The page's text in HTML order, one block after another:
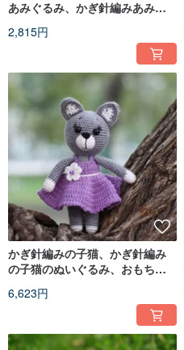
あみぐるみ、かぎ針編みあみぐ
2,815円
かぎ針編みの子猫、かぎ針編み
の子猫のぬいぐるみ、おもちゃ
ぐるみの動物
6,623円